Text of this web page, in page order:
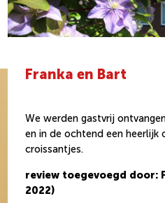
Franka en Bart
We werden gastvrij
en in de ochtend een heerlijk
croissantjes.
review toegevoegd door:
2022)